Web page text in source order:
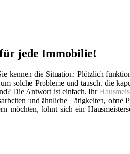
jede Immobilie!
kennen die Situation: Plötzlich
solche Probleme und tauscht die
Die Antwort ist einfach. Ihr
und ähnliche Tätigkeiten, ohne
möchten, lohnt sich ein